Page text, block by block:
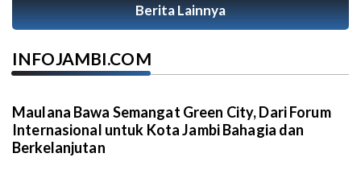
Berita Lainnya
INFOJAMBI.COM
Maulana Bawa Semangat Green City, Dari Forum
Internasional untuk Kota Jambi Bahagia dan
Berkelanjutan